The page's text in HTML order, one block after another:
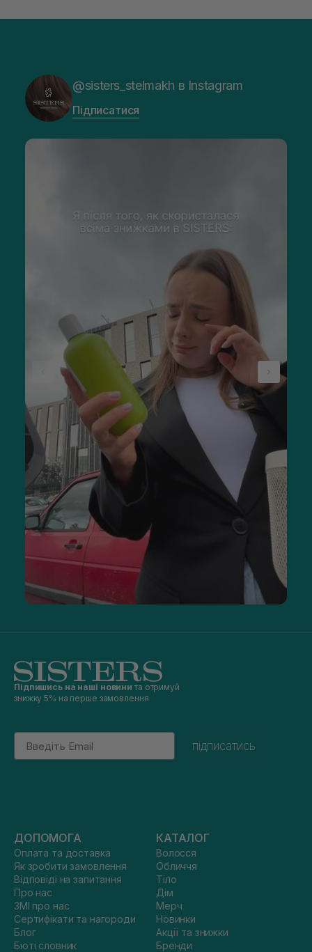
@sisters_stelmakh в Instagram
Підписатися
Підпишись на наші новини та отримуй
знижку 5% на перше замовлення
Email
підписатись
ДОПОМОГА
Оплата та доставка
Як зробити замовлення
Відповіді на запитання
Про нас
ЗМІ про нас
Сертифікати та нагороди
Блог
Бюті словник
КАТАЛОГ
Волосся
Обличчя
Тіло
Дім
Мерч
Новинки
Акції та знижки
Бренди